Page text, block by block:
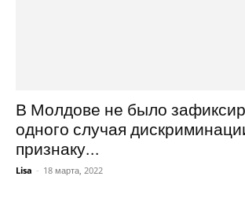
В Молдове не было
одного случая
признаку...
Lisa - 18 марта, 2022